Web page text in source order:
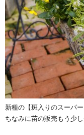
新種の【斑入りのスーパ
ちなみに苗の販売もう少し